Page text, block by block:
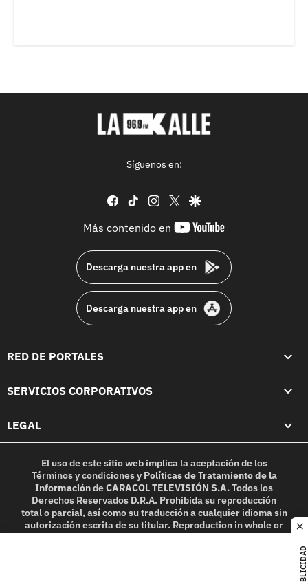
PUBLICIDAD
Síguenos en:
facebook
tiktok instagram
twittergoogle
Más contenido en
youtube-
Descarga nuestra app en
Descarga nuestra app en
RED DE PORTALES
SERVICIOS CORPORATIVOS
LEGAL
El uso de este sitio web implica la aceptación de los
Términos y condicionesy Políticas de Tratamiento de la
InformacióndeCARACOL TELEVISIÓN S.A.Todos los
Derechos Reservados D.R.A. Prohibida su reproducción
total o parcial, así como su traducción a cualquier idioma sin
autorización escrita de su titular. Reproduction in whole or